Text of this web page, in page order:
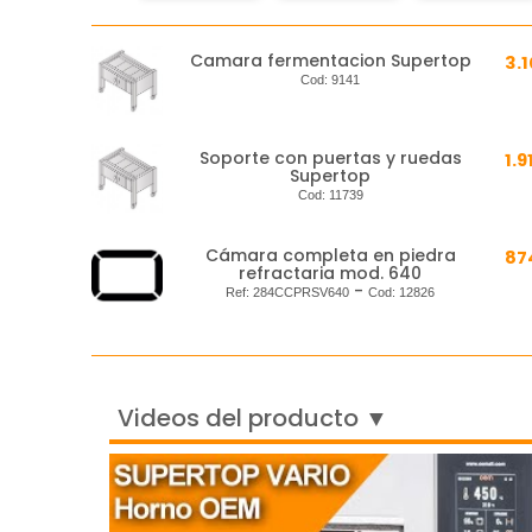
Camara fermentacion Supertop
Cod: 9141
Soporte con puertas y ruedas
Supertop
Cod: 11739
Cámara completa en piedra
refractaria mod. 640
Ref: 284CCPRSV640 - Cod: 12826
Videos del producto ▼